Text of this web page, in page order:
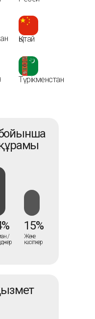
Қытай
Түрікменстан
/
Жеке
кәсіпкер
15%